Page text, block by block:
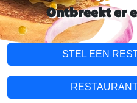
Ontbreekt er
STEL EEN